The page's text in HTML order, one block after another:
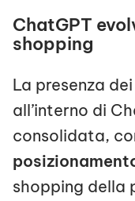
ChatGPT
shopping
La presenza
all’interno di
consolidata,
shopping della